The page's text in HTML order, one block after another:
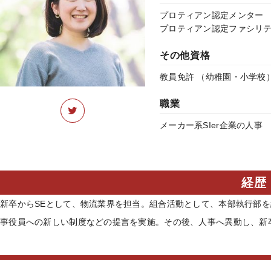
プロティアン認定メンター
プロティアン認定ファシリ
その他資格
教員免許 （幼稚園・小学校
職業
メーカー系SIer企業の人事
経歴
新卒からSEとして、物流業界を担当。組合活動として、本部執行部
事役員への新しい制度などの提言を実施。その後、人事へ異動し、